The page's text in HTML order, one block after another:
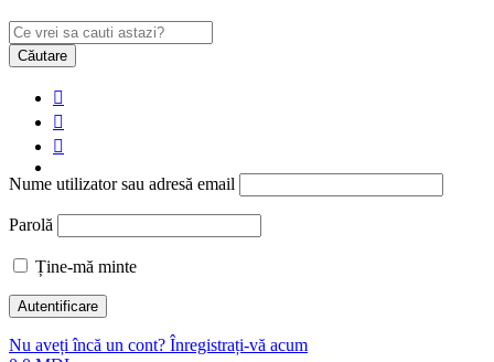
Nume utilizator sau adresă email
Parolă
Ține-mă minte
Nu aveți încă un cont? Înregistrați-vă acum